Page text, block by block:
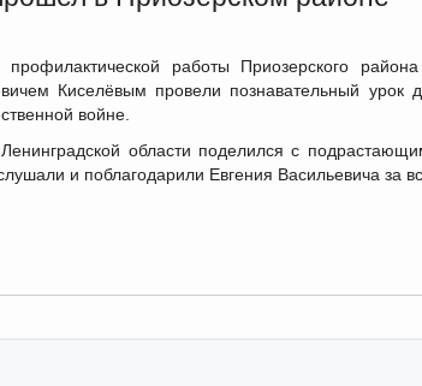
работы Приозерского
Киселёвым провели познавательный урок
войне.
области поделился с
и поблагодарили Евгения Васильевича за